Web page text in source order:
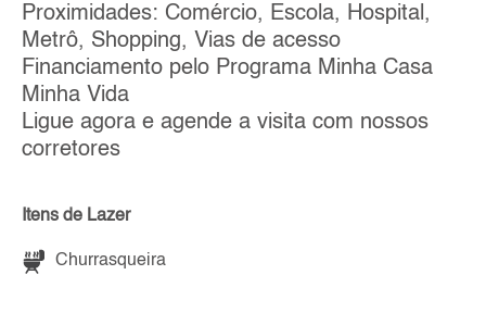
Proximidades: Comércio, Escola, Hospital,
Metrô, Shopping, Vias de acesso
Financiamento pelo Programa Minha Casa
Minha Vida
Ligue agora e agende a visita com nossos
corretores
Itens de Lazer
Churrasqueira